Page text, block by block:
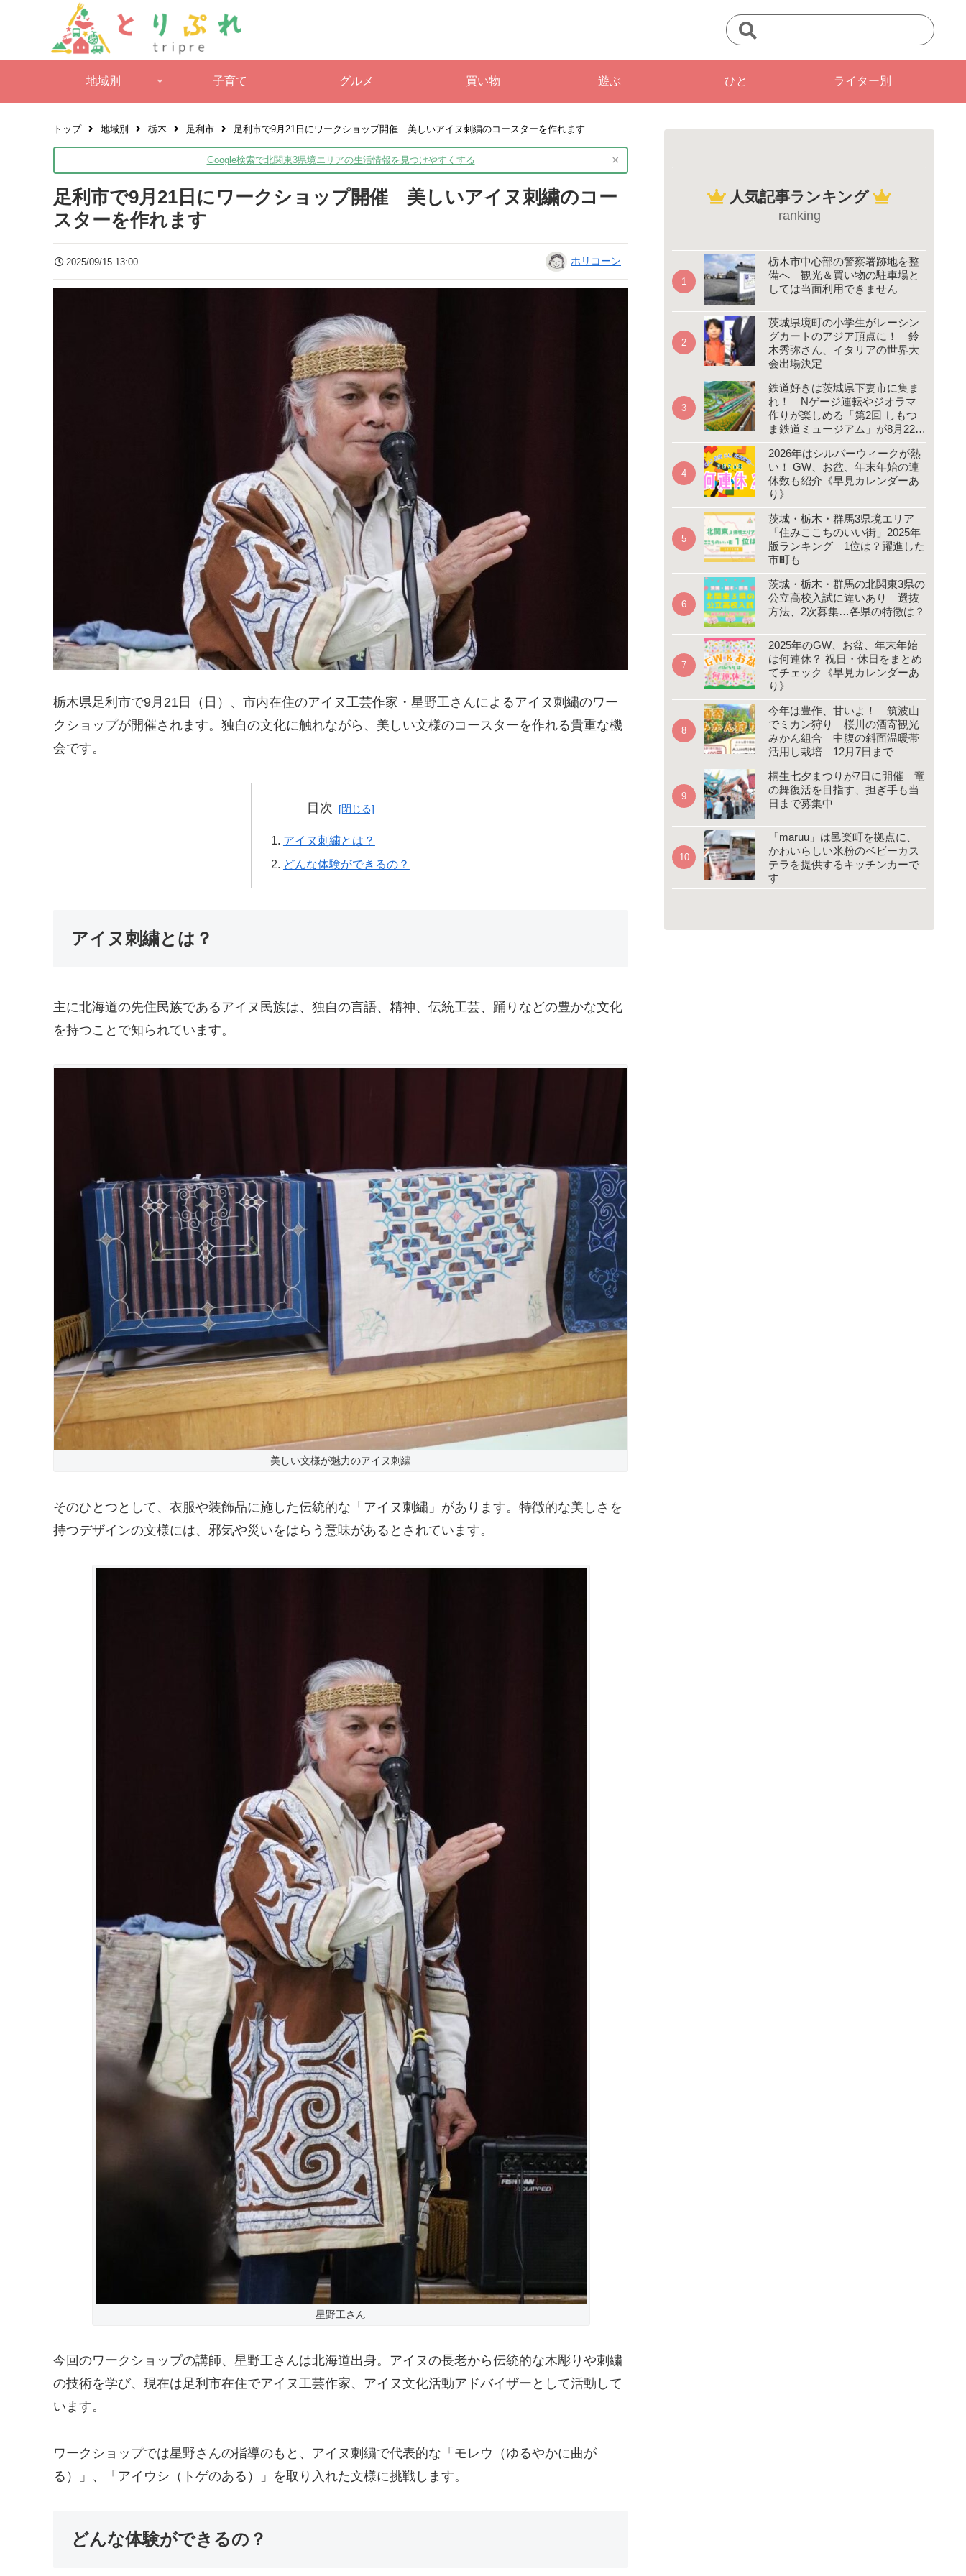
地域別 子育て グルメ 買い物 遊ぶ ひと ライター別
トップ 地域別 栃木 足利市 足利市で9月21日にワークショップ開催 美しいアイヌ刺繍のコースターを作れます
Google検索で北関東3県境エリアの生活情報を 見つけやすくする ×
足利市で9月21日にワークショップ開催 美しいアイヌ刺繍のコー
スターを作れます
2025/09/15 13:00 ホリコーン
栃木県足利市で9月21日（日）、市内在住のアイヌ工芸作家・星野工さんによるアイヌ刺繍のワー
クショップが開催されます。独自の文化に触れながら、美しい文様のコースターを作れる貴重な機
会です。
目次
アイヌ刺繍とは？
どんな体験ができるの？
アイヌ刺繍とは？
主に北海道の先住民族であるアイヌ民族は、独自の言語、精神、伝統工芸、踊りなどの豊かな文化
を持つことで知られています。
美しい文様が魅力のアイヌ刺繍
そのひとつとして、衣服や装飾品に施した伝統的な「アイヌ刺繍」があります。特徴的な美しさを
持つデザインの文様には、邪気や災いをはらう意味があるとされています。
星野工さん
今回のワークショップの講師、星野工さんは北海道出身。アイヌの長老から伝統的な木彫りや刺繍
の技術を学び、現在は足利市在住でアイヌ工芸作家、アイヌ文化活動アドバイザーとして活動して
います。
ワークショップでは星野さんの指導のもと、アイヌ刺繍で代表的な「モレウ（ゆるやかに曲が
る）」、「アイウシ（トゲのある）」を取り入れた文様に挑戦します。
どんな体験ができるの？
人気記事ランキング
ranking
栃木市中心部の警察署跡地を整
備へ 観光＆買い物の駐車場と
しては当面利用できません
茨城県境町の小学生がレーシン
グカートのアジア頂点に！ 鈴
木秀弥さん、イタリアの世界大
会出場決定
鉄道好きは茨城県下妻市に集ま
れ！ Nゲージ運転やジオラマ
作りが楽しめる「第2回 しもつ
ま鉄道ミュージアム」が8月22、
23日開催
2026年はシルバーウィークが熱
い！ GW、お盆、年末年始の連
休数も紹介《早見カレンダーあ
り》
茨城・栃木・群馬3県境エリア
「住みここちのいい街」2025年
版ランキング 1位は？躍進した
市町も
茨城・栃木・群馬の北関東3県の
公立高校入試に違いあり 選抜
方法、2次募集…各県の特徴は？
2025年のGW、お盆、年末年始
は何連休？ 祝日・休日をまとめ
てチェック《早見カレンダーあ
り》
今年は豊作、甘いよ！ 筑波山
でミカン狩り 桜川の酒寄観光
みかん組合 中腹の斜面温暖帯
活用し栽培 12月7日まで
桐生七夕まつりが7日に開催 竜
の舞復活を目指す、担ぎ手も当
日まで募集中
「maruu」は邑楽町を拠点に、
かわいらしい米粉のベビーカス
テラを提供するキッチンカーで
す